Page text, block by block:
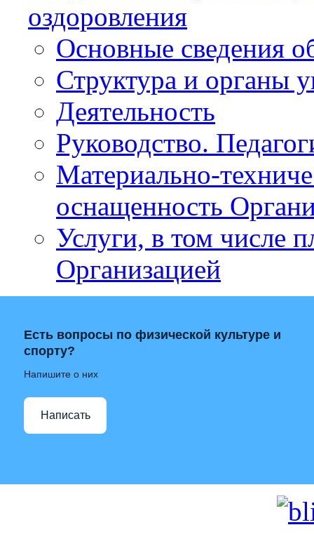
оздоровления
Основные сведения
Структура и органы
Деятельность
Руководство.
Материально-
оснащенность
Услуги, в том числе
Организацией
Есть вопросы по физической культуре и
спорту?
Напишите о них
Написать